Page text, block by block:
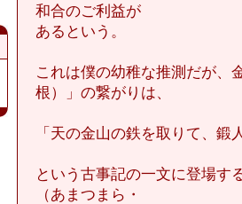
和合のご利益が
あるという。
これは僕の幼稚な推測だが、
根）」の繋がりは、
「天の金山の鉄を取りて、鍛
という古事記の一文に登場す
（あまつまら・